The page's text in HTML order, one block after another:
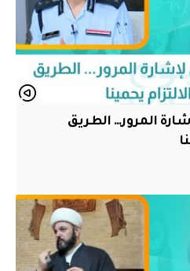
المرور… الطريق